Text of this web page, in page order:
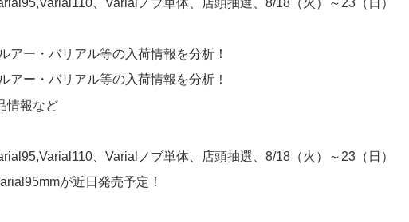
アー・バリアル等の入荷情報を分析！
アー・バリアル等の入荷情報を分析！
情報など
、Varialノブ単体、店頭抽選、8/18（火）～23（日）
が近日発売予定！